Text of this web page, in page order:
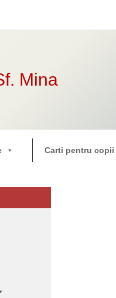
Mina
Carti pentru copii